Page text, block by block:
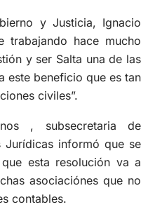
y Justicia, Ignacio
trabajando hace mucho
y ser Salta una de las
este beneficio que es tan
civiles”.
, subsecretaria de
Jurídicas informó que se
esta resolución va a
asociaciónes que no
contables.